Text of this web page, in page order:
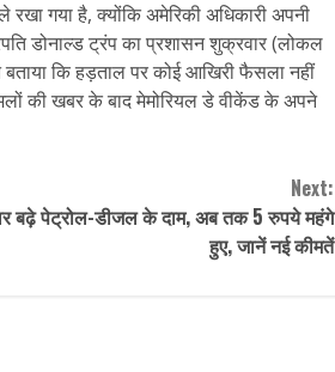
गया है, क्योंकि अमेरिकी अधिकारी अपनी
डोनाल्ड ट्रंप का प्रशासन शुक्रवार (लोकल
कि हड़ताल पर कोई आखिरी फैसला नहीं
की खबर के बाद मेमोरियल डे वीकेंड के अपने
Next:
बढ़े पेट्रोल-डीजल के दाम, अब तक 5 रुपये महंगे
हुए, जानें नई कीमतें